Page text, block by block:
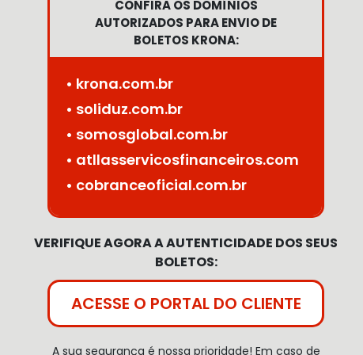
CONFIRA OS DOMÍNIOS
AUTORIZADOS PARA ENVIO DE
BOLETOS KRONA:
• krona.com.br
• soliduz.com.br
• somosglobal.com.br
• atllasservicosfinanceiros.com
• cobranceoficial.com.br
VERIFIQUE AGORA A AUTENTICIDADE DOS SEUS
BOLETOS:
ACESSE O PORTAL DO CLIENTE
A sua segurança é nossa prioridade! Em caso de